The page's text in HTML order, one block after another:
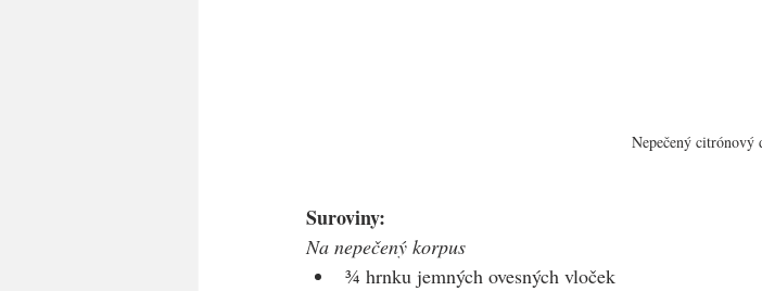
Nepečený citrónový
Suroviny:
Na nepečený korpus
¾ hrnku jemných ovesných vloček